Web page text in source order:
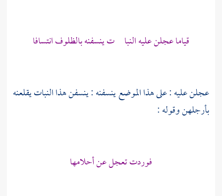
قياما عجلن عليه النبا ت ينسفنه بالظلوف انتسافا
عجلن عليه : على هذا الموضع ينسفنه : ينسفن هذا النبات يقلعنه
بأرجلهن وقوله :
فوردت تعجل عن أحلامها